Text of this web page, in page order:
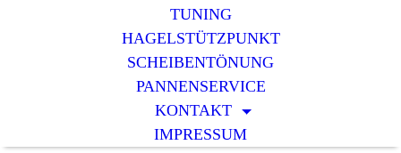
TUNING
HAGELSTÜTZPUNKT
SCHEIBENTÖNUNG
PANNENSERVICE
KONTAKT
IMPRESSUM